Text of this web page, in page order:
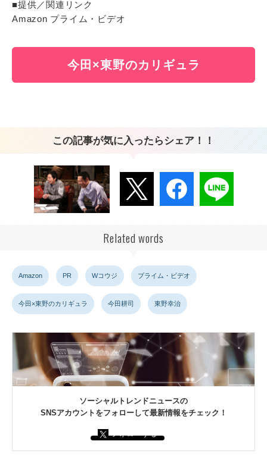
■提供／関連リンク
Amazon プライム・ビデオ
今田×東野のカリギュラ
この記事が気に入ったらシェア！！
Related words
Amazon PR Wコウジ プライム・ビデオ
今田×東野のカリギュラ 今田耕司 東野幸治
ソーシャルトレンドニュースの
SNSアカウントをフォローして最新情報をチェック！
フォローする